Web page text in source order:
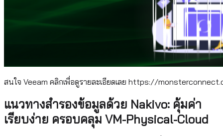
สนใจ Veeam คลิกเพื่อดูรายละเอียดเลย https://
แนวทางสำรองข้อมูลด้วย Nakivo: คุ้มค่า
เรียบง่าย ครอบคลุม VM-Physical-Cloud